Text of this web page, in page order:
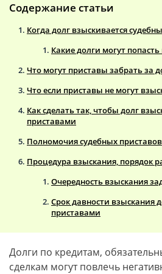
Содержание статьи
Когда долг взыскивается
Какие долги могут
Что могут приставы забрать за
Что если приставы не могут
Как сделать так, чтобы долг
приставами
Полномочия судебных приставов
Процедура взыскания, порядок
Очередность взыскания
Срок давности взыскания
приставами
Долги по кредитам,
сделкам могут повлечь